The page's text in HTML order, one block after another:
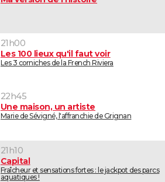
21h00
Les 100 lieux qu'il faut voir
Les 3 corniches de la French Riviera
22h45
Une maison, un artiste
Marie de Sévigné, l'affranchie de Grignan
21h10
Capital
Fraîcheur et sensations fortes : le jackpot des parcs
aquatiques !